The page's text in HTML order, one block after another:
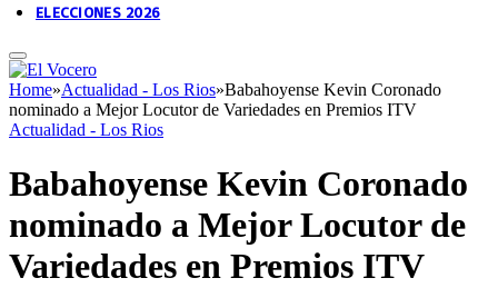
ELECCIONES 2026
Home»Actualidad - Los Rios»Babahoyense Kevin Coronado
nominado a Mejor Locutor de Variedades en Premios ITV
Actualidad - Los Rios
Babahoyense Kevin Coronado
nominado a Mejor Locutor de
Variedades en Premios ITV